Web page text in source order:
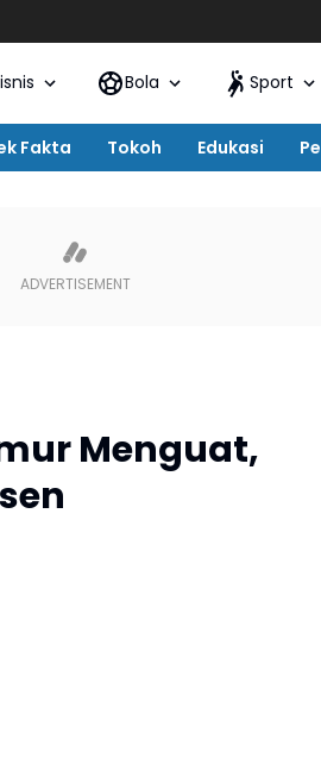
Bola Sport
Fakta Tokoh Edukasi
Menguat,